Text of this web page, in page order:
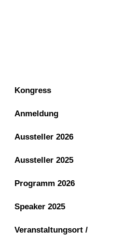
Kongress
Anmeldung
Aussteller 2026
Aussteller 2025
Programm 2026
Speaker 2025
Veranstaltungsort /